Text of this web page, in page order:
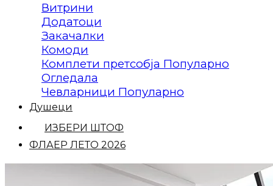
Витрини
Додатоци
Закачалки
Комоди
Комплети претсобја
Огледала
Чевларници
Душеци
ИЗБЕРИ ШТОФ
ФЛАЕР ЛЕТО 2026